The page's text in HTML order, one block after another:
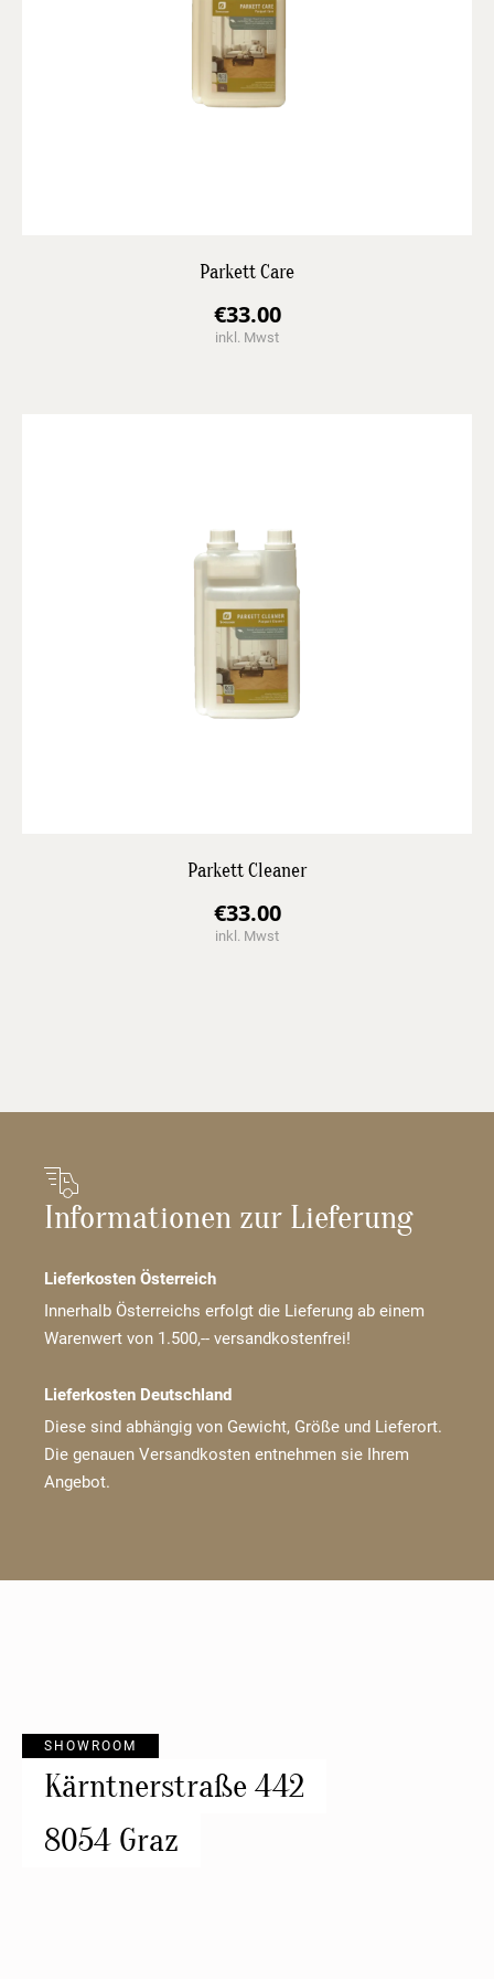
Parkett Care
€33.00
inkl. Mwst
Parkett Cleaner
€33.00
inkl. Mwst
Informationen zur Lieferung
Lieferkosten Österreich
Innerhalb Österreichs erfolgt die Lieferung ab einem
Warenwert von 1.500,-- versandkostenfrei!
Lieferkosten Deutschland
Diese sind abhängig von Gewicht, Größe und Lieferort.
Die genauen Versandkosten entnehmen sie Ihrem
Angebot.
SHOWROOM
Kärntnerstraße 442
8054 Graz